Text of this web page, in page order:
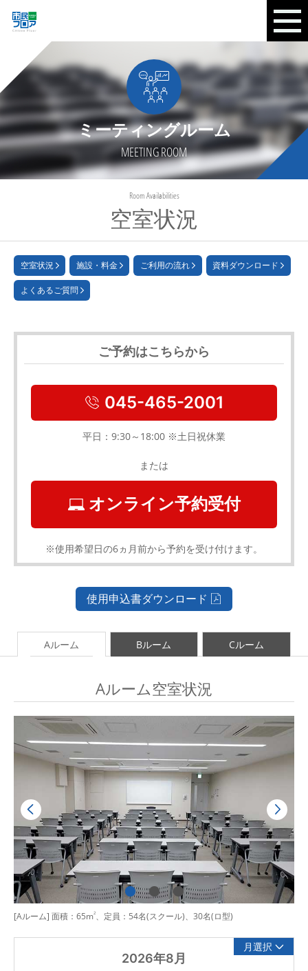
ミーティングルーム
MEETING ROOM
空室状況
Room Availabilities
空室状況 施設・料金 ご利用の流れ 資料ダウンロード
よくあるご質問
ご予約はこちらから
045-465-2001
平日：9:30～18:00 ※土日祝休業
または
オンライン予約受付
※使用希望日の6ヵ月前から予約を受け付けます。
使用申込書ダウンロード
Aルーム Bルーム Cルーム
Aルーム空室状況
[Aルーム] 面積：65m2、定員：54名(スクール)、30名(ロ型)
月選択
2026年8月